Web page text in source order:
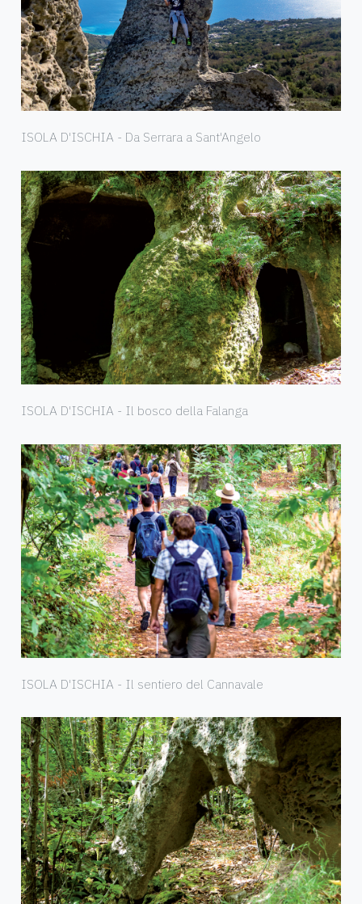
ISOLA D'ISCHIA - Da Serrara a Sant'Angelo
ISOLA D'ISCHIA - Il bosco della Falanga
ISOLA D'ISCHIA - Il sentiero del Cannavale